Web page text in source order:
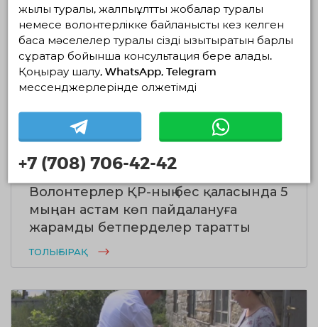
ТОЛЫҒЫРАҚ
26.08.2020 1246 0
Волонтерлер ҚР-ның бес қаласында 5
мыңнан астам көп пайдалануға
жарамды бетперделер таратты
ТОЛЫҒЫРАҚ
жылы туралы, жалпыұлттық жобалар туралы
немесе волонтерлікке байланысты кез келген
басқа мәселелер туралы сізді қызықтыратын барлық
сұрақтар бойынша консультация бере алады.
Қоңырау шалу, WhatsApp, Telegram
мессенджерлерінде қолжетімді
+7 (708) 706-42-42